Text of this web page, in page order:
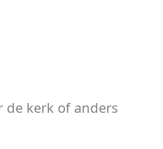
de kerk of anders